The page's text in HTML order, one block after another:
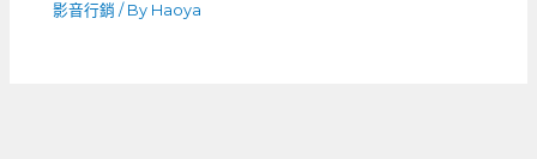
影音行銷 / By Haoya